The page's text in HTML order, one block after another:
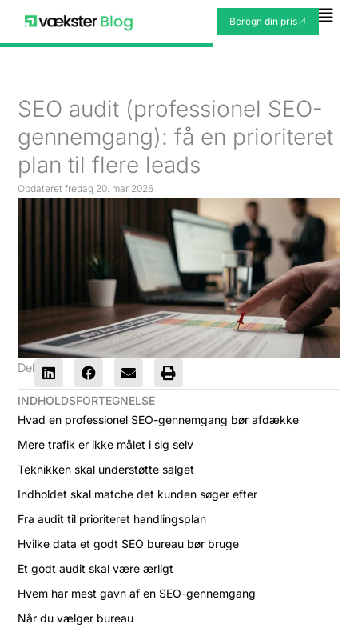
indholdet
Beregn din pris
SEO audit (professionel SEO-
gennemgang): få en prioriteret
plan til flere leads
Opdateret fredag 20. mar 2026
Del
INDHOLDSFORTEGNELSE
Hvad en professionel SEO-gennemgang bør afdække
Mere trafik er ikke målet i sig selv
Teknikken skal understøtte salget
Indholdet skal matche det kunden søger efter
Fra audit til prioriteret handlingsplan
Hvilke data et godt SEO bureau bør bruge
Et godt audit skal være ærligt
Hvem har mest gavn af en SEO-gennemgang
Når du vælger bureau